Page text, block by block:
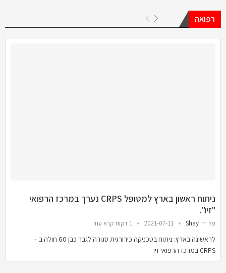
רפואה
ניתוח ראשון בארץ למטופל CRPS נערך במרכז הרפואי
"זיו".
על ידי Shay
2021-07-11 1 דקות קרא עוד
לראשונה בארץ: ניתוח בטכניקה כירורגית סגורה לגבר כבן 60 חולה ב –
CRPS במרכז הרפואי זיו